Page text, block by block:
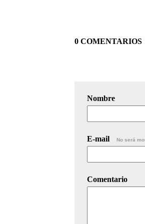
0 COMENTARIOS
Nombre
E-mail No será
Comentario